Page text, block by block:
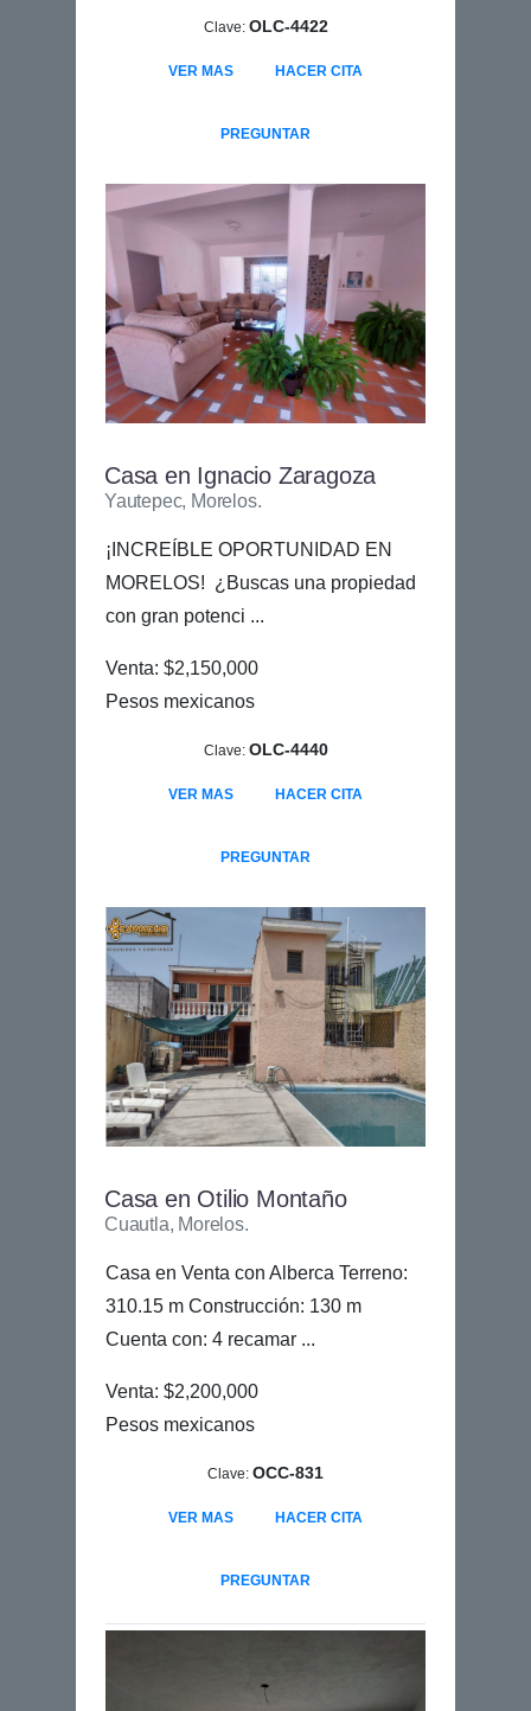
Clave: OLC-4422
VER MAS HACER CITA
PREGUNTAR
Casa en Ignacio Zaragoza
Yautepec, Morelos.
¡INCREÍBLE OPORTUNIDAD EN
MORELOS! ¿Buscas una propiedad
con gran potenci ...
Venta: $2,150,000
Pesos mexicanos
Clave: OLC-4440
VER MAS HACER CITA
PREGUNTAR
Casa en Otilio Montaño
Cuautla, Morelos.
Casa en Venta con Alberca Terreno:
310.15 m Construcción: 130 m
Cuenta con: 4 recamar ...
Venta: $2,200,000
Pesos mexicanos
Clave: OCC-831
VER MAS HACER CITA
PREGUNTAR